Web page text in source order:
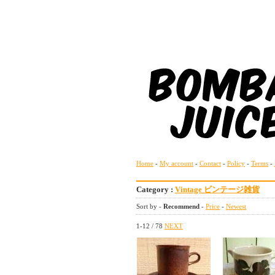
Home - My account - Contact - Policy - Terms -
Category : Vintage ビンテージ雑貨
Sort by - Recommend - Price - Newest
1-12 / 78 NEXT